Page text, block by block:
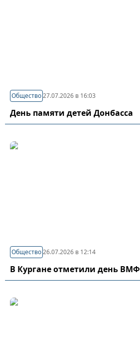
Общество27.07.2026 в 16:03
День памяти детей Донбасса
Общество26.07.2026 в 12:14
В Кургане отметили день ВМФ